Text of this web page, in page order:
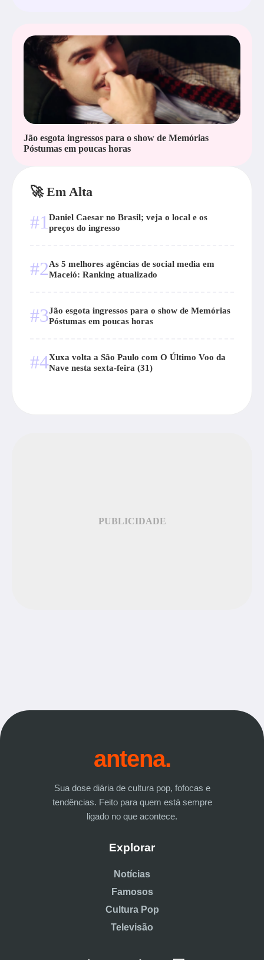
Jão esgota ingressos para o show de Memórias
Póstumas em poucas horas
🚀 Em Alta
#1 Daniel Caesar no Brasil; veja o local e os
preços do ingresso
#2As 5 melhores agências de social media em
Maceió: Ranking atualizado
#3Jão esgota ingressos para o show de Memórias
Póstumas em poucas horas
#4Xuxa volta a São Paulo com O Último Voo da
Nave nesta sexta-feira (31)
PUBLICIDADE
antena.
Sua dose diária de cultura pop, fofocas e
tendências. Feito para quem está sempre
ligado no que acontece.
Explorar
Notícias
Famosos
Cultura Pop
Televisão